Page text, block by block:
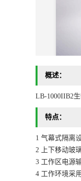
概述：
LB-1000IIB2
特点：
1 气幕式隔离
2 上下移动玻
3 工作区电源
4 工作环境采